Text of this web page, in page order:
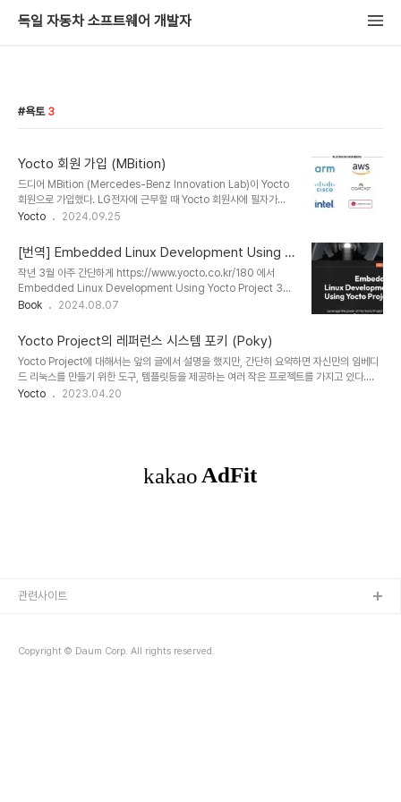
독일 자동차 소프트웨어 개발자
욕토 3
Yocto 회원 가입 (MBition)
드디어 MBition (Mercedes-Benz Innovation Lab)이 Yocto
회원으로 가입했다. LG전자에 근무할 때 Yocto 회원사에 필자가
2016년에 가입을 했고 2019년 퇴사할때까지 LG전자 대표로
을 했고, 필자가 퇴사한 후 이제는 1억이 넘게 내고 제일 높은 위치의
PLATINUM MEMBERS로 변경했다. LG전자는 webOS에서 여전
히 Yocto를 빌드 프레임워크로 사용하고 있고 앞으로도 계속 사용할
것으로 예상된다. Yocto 멤버십에 가입하면 등급에 따라 다음과 같은
비용과 혜택이 주어진다. https://www.yoctoproject.org/join/
Yocto 2024.09.25
[번역] Embedded Linux Development Using Y
octo Project 3판
작년 3월 아주 간단하게 https://www.yocto.co.kr/180 에서
Embedded Linux Development Using Yocto Project 3판
에 대한 도서리뷰를 진행했다. 이후 출판사와 이야기하여 2023년 6
생각보다 2판에 비해 수정사항이 많아서 작지만 번역료는 처음부터
번역하는 가격과 동일하게 진행하기로 했다. 원래는 수정부분에 대한
페이지별로 번역료가 책정되지만 이 경우는 많은 부분이 최신 버전으
로 업데이트 되고, 일부 장은 추가되기도 해서 그렇게 진행하기로 에이
콘 출판사와 합의를 했다. 최종 번역 초안은 12월 중순에 출판사에 전
Book 2024.08.07
Yocto Project의 레퍼런스 시스템 포키 (Poky)
Yocto Project에 대해서는 앞의 글에서 설명을 했지만, 간단히 요약하면 자신만의 임베디
드 리눅스를 만들기 위한 도구, 템플릿등을 제공하는 여러 작은 프로젝트를 가지고 있다.
Poky 소개 이 Yocto Project의 레퍼런스 시스템이 포키이고, 이 글에서는 포키를 받아 빌
GENIVI Poky 빌드: http://wiki.projects.g..
Yocto 2023.04.20
Copyright © Daum Corp. All rights reserved.
관련사이트